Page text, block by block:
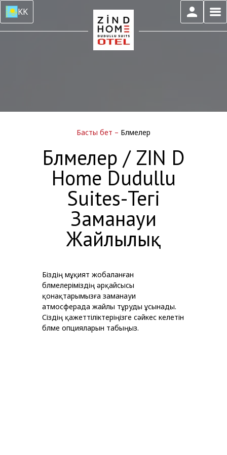
KK
Басты бет – Бөлмелер
Бөлмелер / ZIN D
Home Dudullu
Suites-Тегі
Заманауи
Жайлылық
Біздің мұқият жобаланған
бөлмелеріміздің әрқайсысы
қонақтарымызға заманауи
атмосферада жайлы тұруды ұсынады.
Сіздің қажеттіліктеріңізге сәйкес келетін
бөлме опцияларын табыңыз.